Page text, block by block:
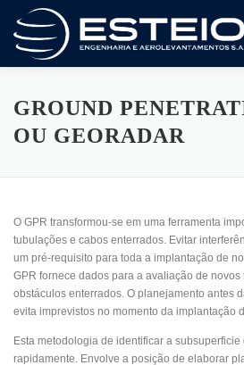
para
conteúdo
A Empresa Serviços
Fale Conosco
GROUND
OU GEORADAR
O GPR transformou-se em uma ferramenta
tubulações e cabos enterrados. Evitar
um pré-requisito para toda a implantação de
GPR fornece dados para a avaliação de
obstáculos enterrados. O planejamento antes
evita imprevistos no momento da implantação
Esta metodologia de identificar a
rapidamente. Envolve a posição de elaborar